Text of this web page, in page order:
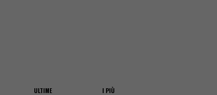
ULTIME I PIÙ